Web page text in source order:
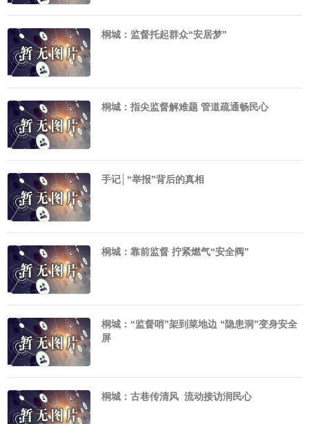
桐城：监督托起群众“安居梦”
桐城：指尖监督解难题 管道疏通畅民心
手记│“举报”背后的真相
桐城：靠前监督 拧紧燃气“安全阀”
桐城：“监督哨”架到菜地边 “隐患洞”变身安全
屏
桐城：古巷传清风 流动接访润民心